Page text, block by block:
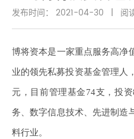
发布时间： 2021-04-30 | 阅
博将资本是一家重点服务高净
业的领先私募投资基金管理人
元，目前管理基金74支，投
务、数字信息技术、先进制造
料行业。